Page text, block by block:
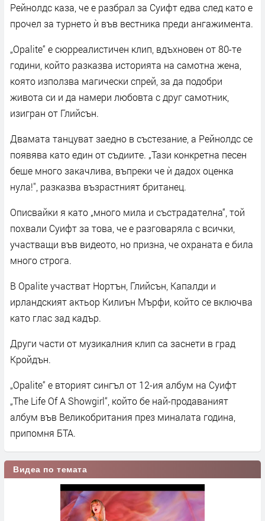
Рейнолдс каза, че е разбрал за Суифт едва след като е
прочел за турнето ѝ във вестника преди ангажимента.
„Opalite“ е сюрреалистичен клип, вдъхновен от 80-те
години, който разказва историята на самотна жена,
която използва магически спрей, за да подобри
живота си и да намери любовта с друг самотник,
изигран от Глийсън.
Двамата танцуват заедно в състезание, а Рейнолдс се
появява като един от съдиите. „Тази конкретна песен
беше много закачлива, въпреки че ѝ дадох оценка
нула!", разказва възрастният британец.
Описвайки я като „много мила и състрадателна“, той
похвали Суифт за това, че е разговаряла с всички,
участващи във видеото, но призна, че охраната е била
много строга.
В Opalite участват Нортън, Глийсън, Капалди и
ирландският актьор Килиън Мърфи, който се включва
като глас зад кадър.
Други части от музикалния клип са заснети в град
Кройдън.
„Opalite“ е вторият сингъл от 12-ия албум на Суифт
„The Life Of A Showgirl“, който бе най-продаваният
албум във Великобритания през миналата година,
припомня БТА.
Видеа по темата